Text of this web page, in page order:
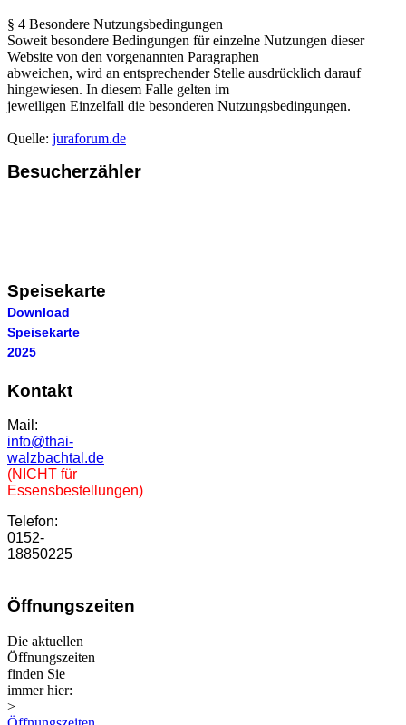
§ 4 Besondere Nutzungsbedingungen
Soweit besondere Bedingungen für einzelne Nutzungen dieser
Website von den vorgenannten Paragraphen
abweichen, wird an entsprechender Stelle ausdrücklich darauf
hingewiesen. In diesem Falle gelten im
jeweiligen Einzelfall die besonderen Nutzungsbedingungen.
Quelle: juraforum.de
Besucherzähler
Speisekarte
Download
Speisekarte
2025
Kontakt
Mail:
info@thai-
walzbachtal.de
(NICHT für
Essensbestellungen)
Telefon:
0152-
18850225
Öffnungszeiten
Die aktuellen
Öffnungszeiten
finden Sie
immer hier:
>